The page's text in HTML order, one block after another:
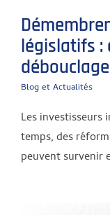
législatifs :
Blog et Actualités
Les investisseurs
temps, des
peuvent survenir